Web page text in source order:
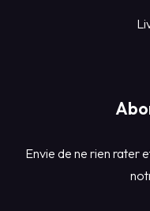
Envie de ne rien rater